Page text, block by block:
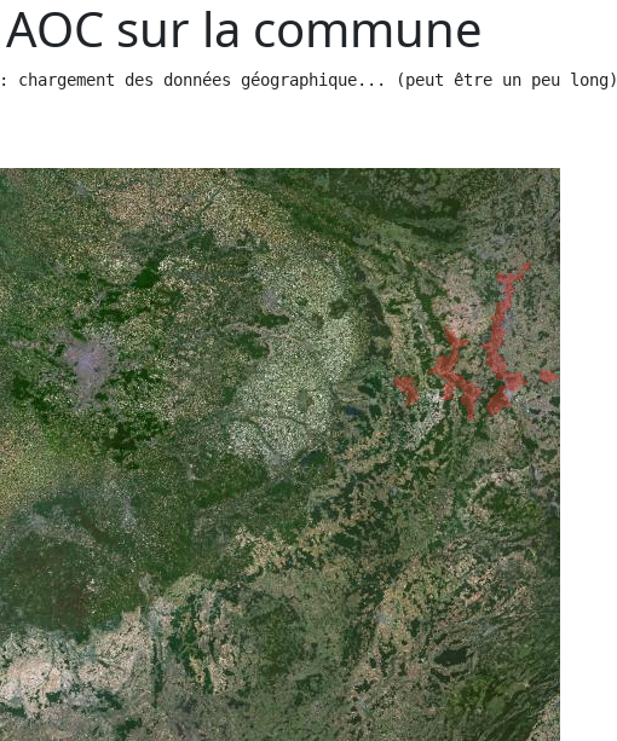
sur la commune
des données géographique... (peut être un peu long)